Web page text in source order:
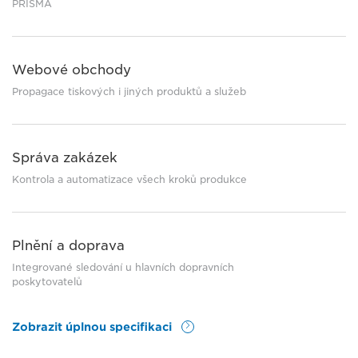
PRISMA
Webové obchody
Propagace tiskových i jiných produktů a služeb
Správa zakázek
Kontrola a automatizace všech kroků produkce
Plnění a doprava
Integrované sledování u hlavních dopravních
poskytovatelů
Zobrazit úplnou specifikaci